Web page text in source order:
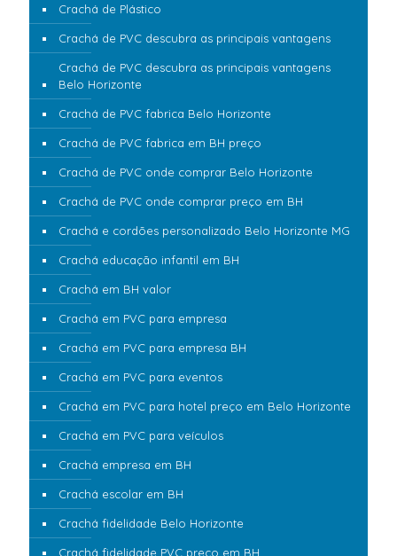
Crachá de Plástico
Crachá de PVC descubra as principais vantagens
Crachá de PVC descubra as principais vantagens
Belo Horizonte
Crachá de PVC fabrica Belo Horizonte
Crachá de PVC fabrica em BH preço
Crachá de PVC onde comprar Belo Horizonte
Crachá de PVC onde comprar preço em BH
Crachá e cordões personalizado Belo Horizonte MG
Crachá educação infantil em BH
Crachá em BH valor
Crachá em PVC para empresa
Crachá em PVC para empresa BH
Crachá em PVC para eventos
Crachá em PVC para hotel preço em Belo Horizonte
Crachá em PVC para veículos
Crachá empresa em BH
Crachá escolar em BH
Crachá fidelidade Belo Horizonte
Crachá fidelidade PVC preço em BH